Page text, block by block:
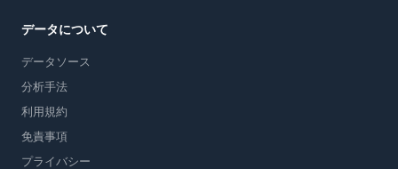
データについて
データソース
分析手法
利用規約
免責事項
プライバシー